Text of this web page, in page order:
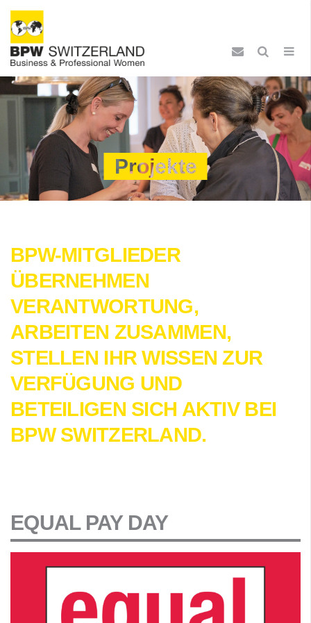
Projekte
BPW-MITGLIEDER
ÜBERNEHMEN
VERANTWORTUNG,
ARBEITEN ZUSAMMEN,
STELLEN IHR WISSEN ZUR
VERFÜGUNG UND
BETEILIGEN SICH AKTIV BEI
BPW SWITZERLAND.
EQUAL PAY DAY